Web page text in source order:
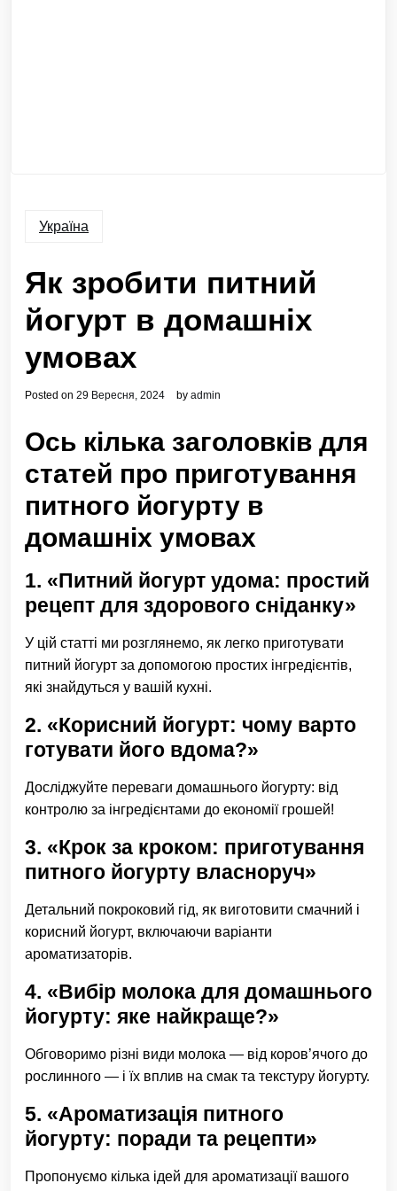
Україна
Як зробити питний
йогурт в домашніх
умовах
Posted on 29 Вересня, 2024 by admin
Ось кілька заголовків для
статей про приготування
питного йогурту в
домашніх умовах
1. «Питний йогурт удома: простий
рецепт для здорового сніданку»
У цій статті ми розглянемо, як легко приготувати
питний йогурт за допомогою простих інгредієнтів,
які знайдуться у вашій кухні.
2. «Корисний йогурт: чому варто
готувати його вдома?»
Досліджуйте переваги домашнього йогурту: від
контролю за інгредієнтами до економії грошей!
3. «Крок за кроком: приготування
питного йогурту власноруч»
Детальний покроковий гід, як виготовити смачний і
корисний йогурт, включаючи варіанти
ароматизаторів.
4. «Вибір молока для домашнього
йогурту: яке найкраще?»
Обговоримо різні види молока — від коров’ячого до
рослинного — і їх вплив на смак та текстуру йогурту.
5. «Ароматизація питного
йогурту: поради та рецепти»
Пропонуємо кілька ідей для ароматизації вашого